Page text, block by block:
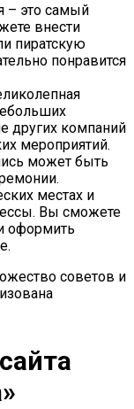
– это самый
внести
пиратскую
понравится
других компаний
мероприятий.
может быть
местах и
Вы сможете
оформить
советов и